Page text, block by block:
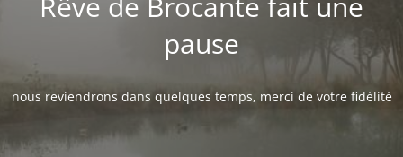
pause
nous reviendrons dans quelques temps, merci de votre fidélité